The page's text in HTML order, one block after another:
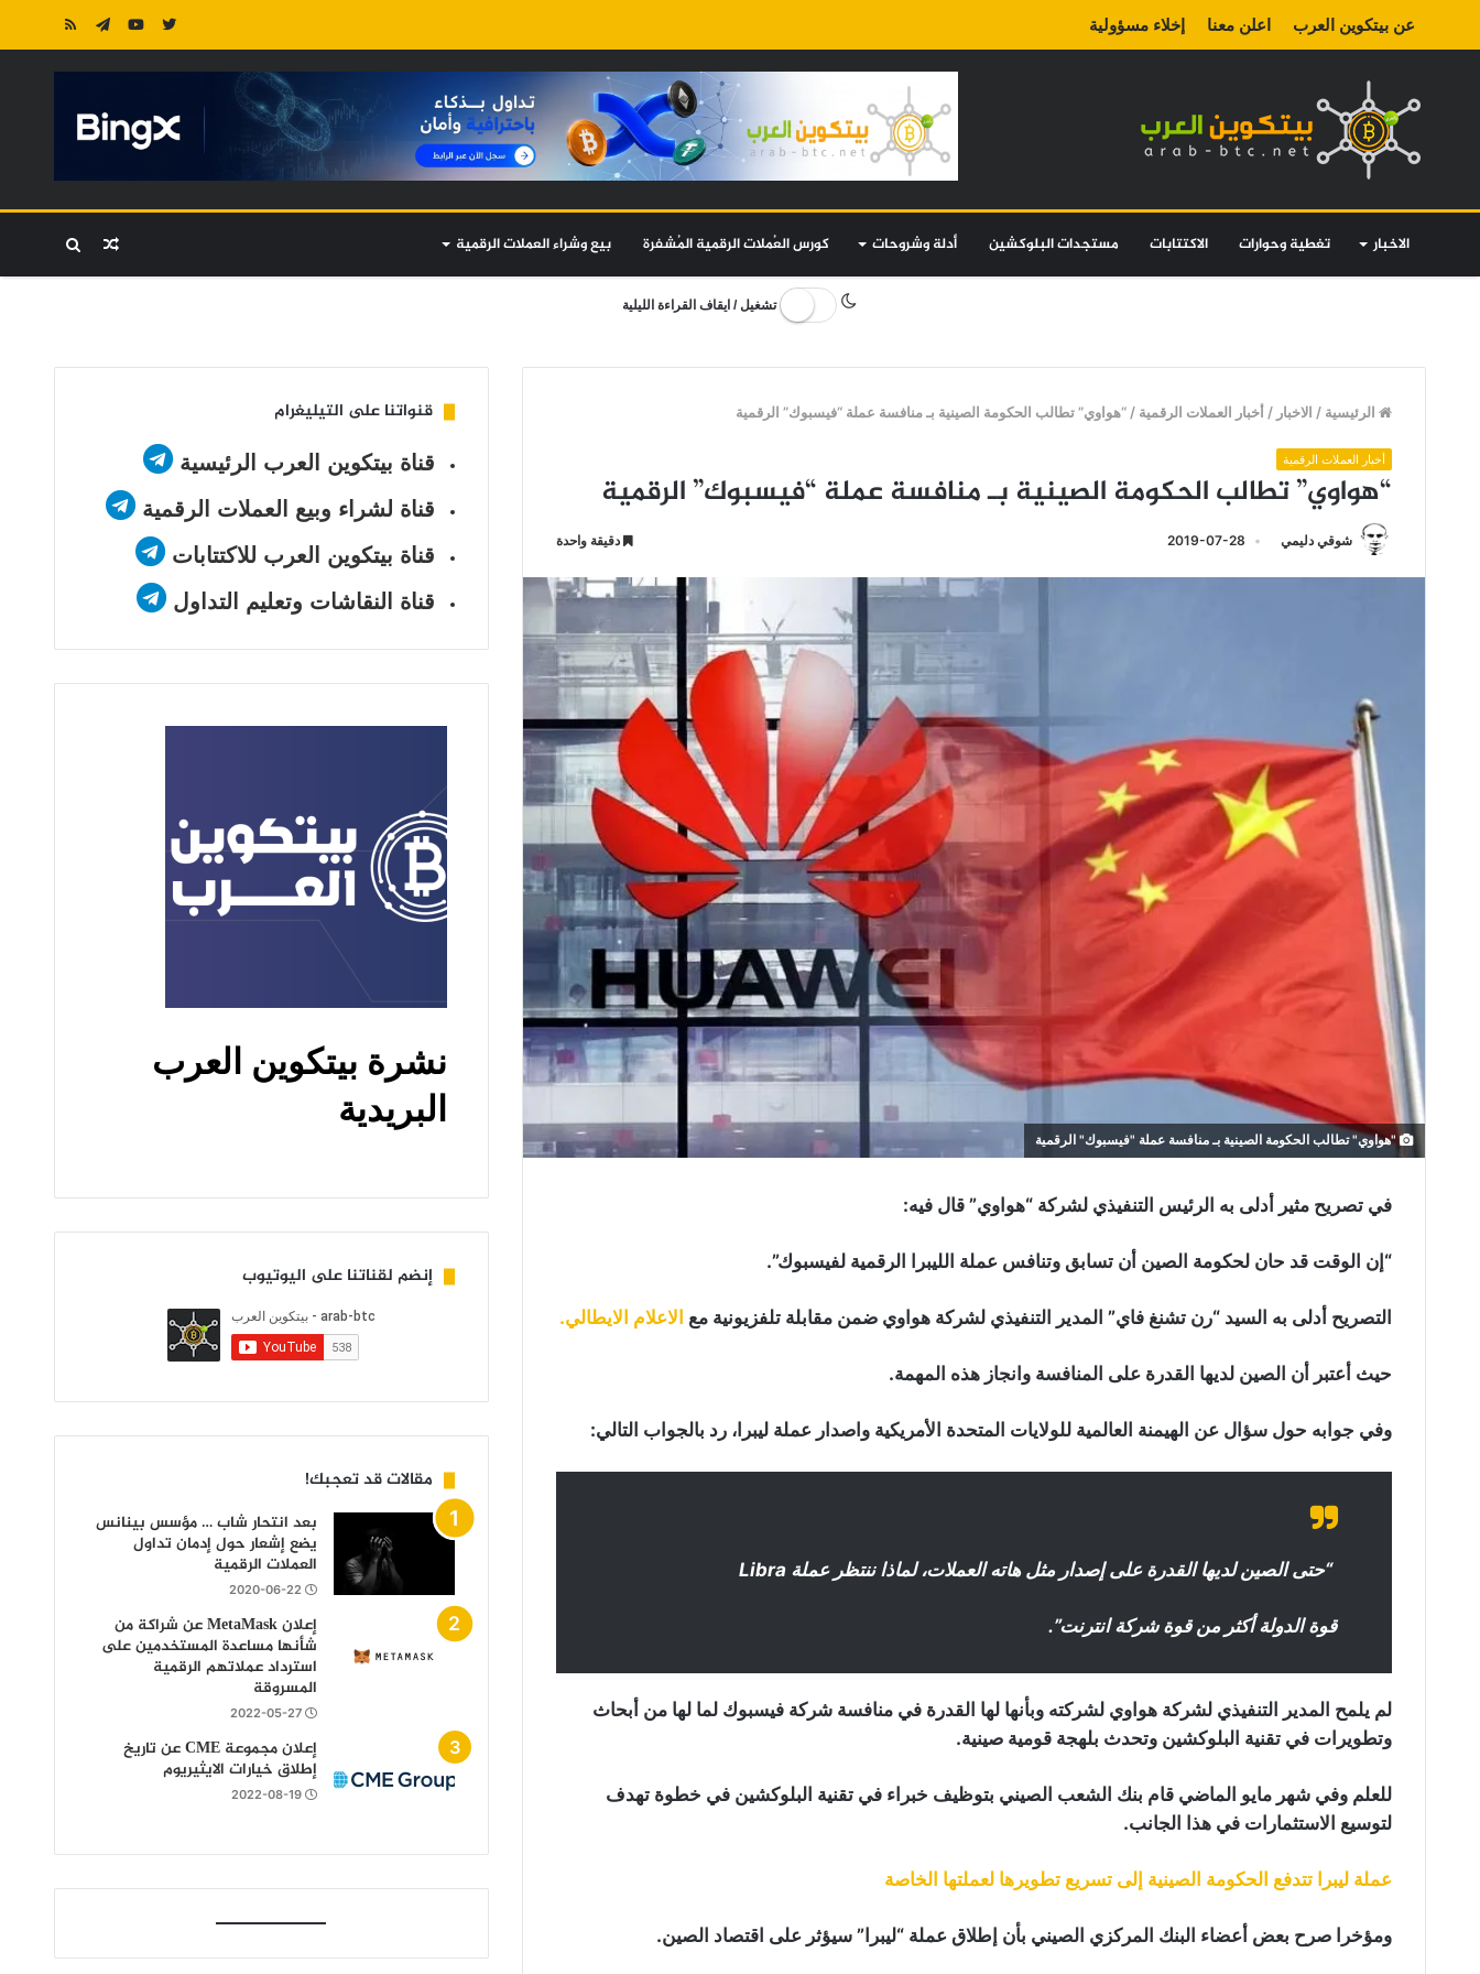
عن بيتكوين العرب اعلن معنا إخلاء مسؤولية
الاخبار تغطية وحوارات الاكتتابات مستجدات البلوكشين أدلة وشروحات كورس العُملات الرقمية المُشفرة بيع وشراء العملات الرقمية بحث مقال
تشغيل / ايقاف القراءة الليلية
الرئيسية / الاخبار / أخبار العملات الرقمية / “هواوي” تطالب الحكومة الصينية بـ منافسة عملة “فيسبوك” الرقمية
أخبار العملات الرقمية
“هواوي” تطالب الحكومة الصينية بـ منافسة عملة “فيسبوك” الرقمية
شوقي دليمي 2019-07-28 دقيقة واحدة
"هواوي" تطالب الحكومة الصينية بـ منافسة عملة "فيسبوك" الرقمية
في تصريح مثير أدلى به الرئيس التنفيذي لشركة “هواوي” قال فيه:
“إن الوقت قد حان لحكومة الصين أن تسابق وتنافس عملة الليبرا الرقمية لفيسبوك”.
التصريح أدلى به السيد “رن تشنغ فاي” المدير التنفيذي لشركة هواوي ضمن مقابلة تلفزيونية مع الاعلام الايطالي.
حيث أعتبر أن الصين لديها القدرة على المنافسة وانجاز هذه المهمة.
وفي جوابه حول سؤال عن الهيمنة العالمية للولايات المتحدة الأمريكية واصدار عملة ليبرا، رد بالجواب التالي:
“حتى الصين لديها القدرة على إصدار مثل هاته العملات، لماذا ننتظر عملة Libra
قوة الدولة أكثر من قوة شركة انترنت”.
لم يلمح المدير التنفيذي لشركة هواوي لشركته وبأنها لها القدرة في منافسة شركة فيسبوك لما لها من أبحاث
وتطويرات في تقنية البلوكشين وتحدث بلهجة قومية صينية.
للعلم وفي شهر مايو الماضي قام بنك الشعب الصيني بتوظيف خبراء في تقنية البلوكشين في خطوة تهدف
لتوسيع الاستثمارات في هذا الجانب.
عملة ليبرا تتدفع الحكومة الصينية إلى تسريع تطويرها لعملتها الخاصة
ومؤخرا صرح بعض أعضاء البنك المركزي الصيني بأن إطلاق عملة “ليبرا” سيؤثر على اقتصاد الصين.
تايلاند تهدد بإغلاق فيسبوك بسبب
الإعلانات الاحتيالية عن العملات المشفرة
قنواتنا على التيليغرام
قناة بيتكوين العرب الرئيسية
قناة لشراء وبيع العملات الرقمية
قناة بيتكوين العرب للاكتتابات
قناة النقاشات وتعليم التداول
إنضم لقناتنا على اليوتيوب
مقالات قد تعجبك!
بعد انتحار شاب … مؤسس بينانس
يضع إشعار حول إدمان تداول
العملات الرقمية
2020-06-22
إعلان MetaMask عن شراكة من
شأنها مساعدة المستخدمين على
استرداد عملاتهم الرقمية
المسروقة
2022-05-27
إعلان مجموعة CME عن تاريخ
إطلاق خيارات الايثيريوم
2022-08-19